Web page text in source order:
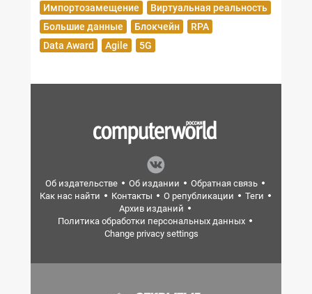
Импортозамещение
Виртуальная реальность
Большие данные
Блокчейн
RPA
Data Award
Agile 5G
Об издательстве Об издании
Обратная связь
Как нас найти
Контакты О републикации
Теги
Архив изданий
Политика обработки персональных данных
Change privacy settings